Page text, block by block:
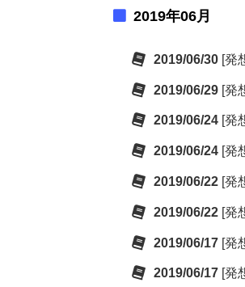
2019年06月
2019/06/30 [発
2019/06/29 [発
2019/06/24 [発
2019/06/24 [発
2019/06/22 [発
2019/06/22 [発
2019/06/17 [発
2019/06/17 [発